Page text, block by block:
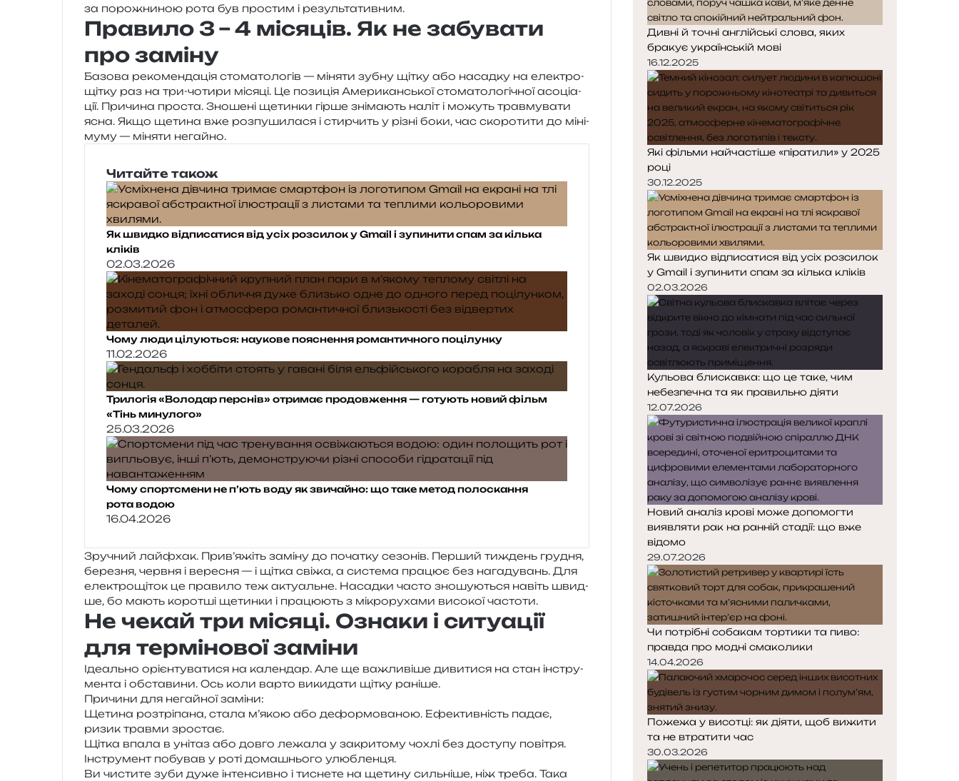
за поро­жни­ною рота був про­стим і результативним.
Правило 3 – 4 місяців. Як не забувати
про заміну
Базова реко­мен­да­ція сто­ма­то­ло­гів — міня­ти зубну щітку або насад­ку на еле­ктро­
щі­тку раз на три-чоти­ри міся­ці. Це пози­ція Американської сто­ма­то­ло­гі­чної асо­ці­а­
ції. Причина про­ста. Зношені щетин­ки гірше зні­ма­ють наліт і можуть трав­му­ва­ти
ясна. Якщо щети­на вже роз­пу­ши­ла­ся і стир­чить у різні боки, час ско­ро­ти­ти до міні­
му­му — міня­ти негайно.
Читайте також
Як швидко відписатися від усіх розсилок у Gmail і зупинити спам за кілька
кліків
02.03.2026
Чому люди цілуються: наукове пояснення романтичного поцілунку
11.02.2026
Трилогія «Володар перснів» отримає продовження — готують новий фільм
«Тінь минулого»
25.03.2026
Чому спортсмени не п’ють воду як звичайно: що таке метод полоскання
рота водою
16.04.2026
Зручний лай­фхак. Прив’яжіть замі­ну до поча­тку сезо­нів. Перший тиждень гру­дня,
бере­зня, черв­ня і вере­сня — і щітка свіжа, а систе­ма пра­цює без нага­ду­вань. Для
еле­ктро­щі­ток це пра­ви­ло теж акту­аль­не. Насадки часто зно­шу­ю­ться навіть швид­
ше, бо мають коро­тші щетин­ки і пра­цю­ють з мікро­ру­ха­ми висо­кої частоти.
Не чекай три місяці. Ознаки і ситуації
для термінової заміни
Ідеально орі­єн­ту­ва­ти­ся на кален­дар. Але ще важли­ві­ше диви­ти­ся на стан інстру­
мен­та і обста­ви­ни. Ось коли варто вики­да­ти щітку раніше.
Причини для негай­ної заміни:
Щетина роз­трі­па­на, стала м’якою або дефор­мо­ва­ною. Ефективність падає,
ризик трав­ми зростає.
Щітка впала в уні­таз або довго лежа­ла у закри­то­му чохлі без досту­пу повітря.
Інструмент побу­вав у роті дома­шньо­го улюбленця.
Ви чисти­те зуби дуже інтен­сив­но і тисне­те на щети­ну силь­ні­ше, ніж треба. Така
Дивні й точні англійські слова, яких
бракує українській мові
16.12.2025
Які фільми найчастіше «піратили» у 2025
році
30.12.2025
Як швидко відписатися від усіх розсилок
у Gmail і зупинити спам за кілька кліків
02.03.2026
Кульова блискавка: що це таке, чим
небезпечна та як правильно діяти
12.07.2026
Новий аналіз крові може допомогти
виявляти рак на ранній стадії: що вже
відомо
29.07.2026
Чи потрібні собакам тортики та пиво:
правда про модні смаколики
14.04.2026
Пожежа у висотці: як діяти, щоб вижити
та не втратити час
30.03.2026